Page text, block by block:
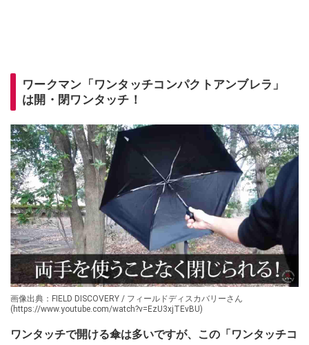
ワークマン「ワンタッチコンパクトアンブレラ」
は開・閉ワンタッチ！
画像出典：FIELD DISCOVERY / フィールドディスカバリーさん
(https://www.youtube.com/watch?v=EzU3xjTEvBU)
ワンタッチで開ける傘は多いですが、この「ワンタッチコ